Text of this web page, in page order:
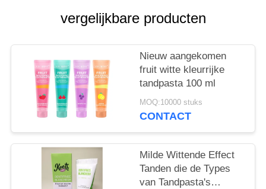
vergelijkbare producten
Nieuw aangekomen
fruit witte kleurrijke
tandpasta 100 ml
MOQ:10000 stuks
CONTACT
Milde Wittende Effect
Tanden die de Types
van Tandpasta's